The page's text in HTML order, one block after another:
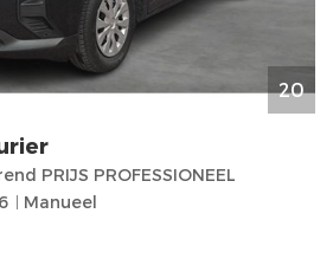
20
PRIJS PROFESSIONEEL
Manueel